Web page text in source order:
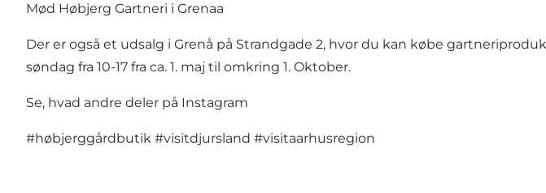
Mød Høbjerg Gartneri i Grenaa
Der er også et udsalg i Grenå på Strandgade 2, hvor du kan købe
søndag fra 10-17 fra ca. 1. maj til omkring 1. Oktober.
Se, hvad andre deler på Instagram
#høbjerggårdbutik #visitdjursland #visitaarhusregion